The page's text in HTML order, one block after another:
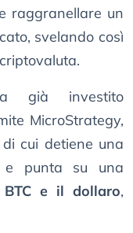
raggranellare un
svelando così
già investito
MicroStrategy,
cui detiene una
punta su una
e il dollaro,